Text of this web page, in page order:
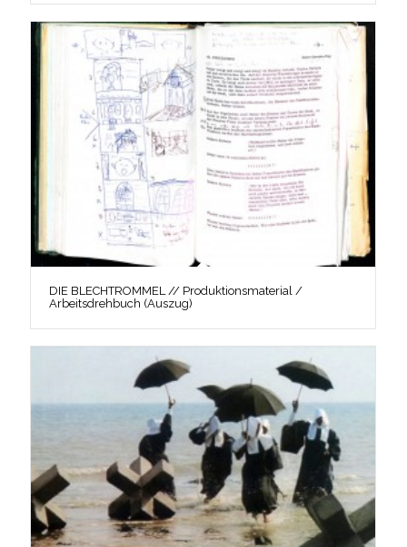
DIE BLECHTROMMEL // Produktionsmaterial /
Arbeitsdrehbuch (Auszug)